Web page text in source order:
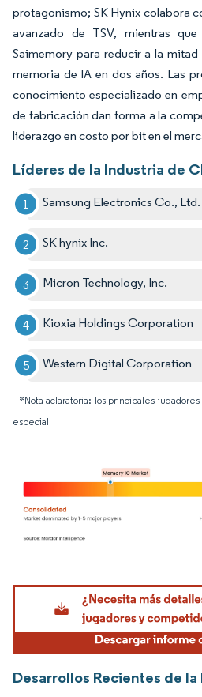
protagonismo; SK Hynix colabora
avanzado de TSV, mientras
Saimemory para reducir a la
memoria de IA en dos años. Las
conocimiento especializado en
de fabricación dan forma a la
liderazgo en costo por bit en el
Líderes de la Industria de
Samsung Electronics Co., Ltd.
SK hynix Inc.
Micron Technology, Inc.
Kioxia Holdings Corporation
Western Digital Corporation
*Nota aclaratoria: los principales
especial
Imagen © Mordor Intelligence. El uso
Desarrollos Recientes de